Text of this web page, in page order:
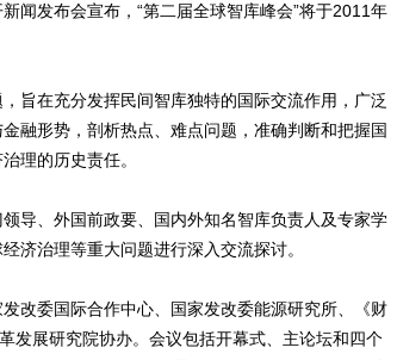
发布会宣布，“第二届全球智库峰会”将于2011年
在充分发挥民间智库独特的国际交流作用，广泛
融形势，剖析热点、难点问题，准确判断和把握国
理的历史责任。
、外国前政要、国内外知名智库负责人及专家学
济治理等重大问题进行深入交流探讨。
委国际合作中心、国家发改委能源研究所、《财
发展研究院协办。会议包括开幕式、主论坛和四个